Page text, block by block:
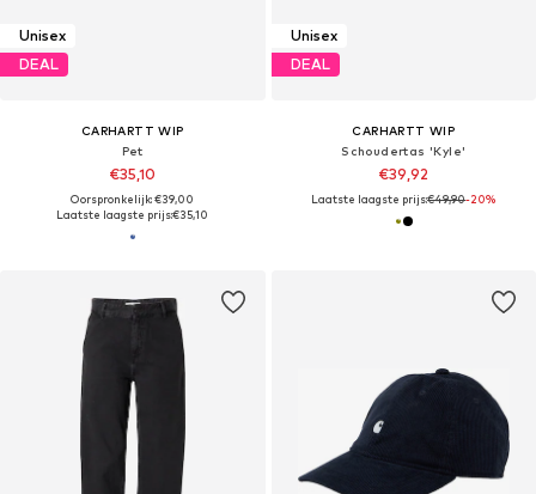
Unisex
DEAL
CARHARTT WIP
Pet
€35,10
Oorspronkelijk: €39,00
Laatste laagste prijs:€35,10
Unisex
DEAL
CARHARTT WIP
Schoudertas 'Kyle'
€39,92
Laatste laagste prijs:€49,90-20%